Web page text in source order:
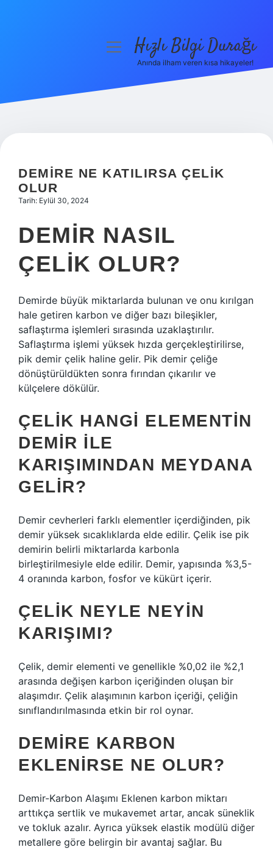
Hakkımızda
menüyüHızlı Bilgi Durağı
Anında ilham veren kısa hikayeler!
DEMIRE NE KATILIRSA ÇELIK
OLUR
Tarih: Eylül 30, 2024
DEMIR NASIL
ÇELIK OLUR?
Demirde büyük miktarlarda bulunan ve onu kırılgan
hale getiren karbon ve diğer bazı bileşikler,
saflaştırma işlemleri sırasında uzaklaştırılır.
Saflaştırma işlemi yüksek hızda gerçekleştirilirse,
pik demir çelik haline gelir. Pik demir çeliğe
dönüştürüldükten sonra fırından çıkarılır ve
külçelere dökülür.
ÇELIK HANGI ELEMENTIN
DEMIR ILE
KARIŞIMINDAN MEYDANA
GELIR?
Demir cevherleri farklı elementler içerdiğinden, pik
demir yüksek sıcaklıklarda elde edilir. Çelik ise pik
demirin belirli miktarlarda karbonla
birleştirilmesiyle elde edilir. Demir, yapısında %3,5-
4 oranında karbon, fosfor ve kükürt içerir.
ÇELIK NEYLE NEYIN
KARIŞIMI?
Çelik, demir elementi ve genellikle %0,02 ile %2,1
arasında değişen karbon içeriğinden oluşan bir
alaşımdır. Çelik alaşımının karbon içeriği, çeliğin
sınıflandırılmasında etkin bir rol oynar.
DEMIRE KARBON
EKLENIRSE NE OLUR?
Demir-Karbon Alaşımı Eklenen karbon miktarı
arttıkça sertlik ve mukavemet artar, ancak süneklik
ve tokluk azalır. Ayrıca yüksek elastik modülü diğer
metallere göre belirgin bir avantaj sağlar. Bu